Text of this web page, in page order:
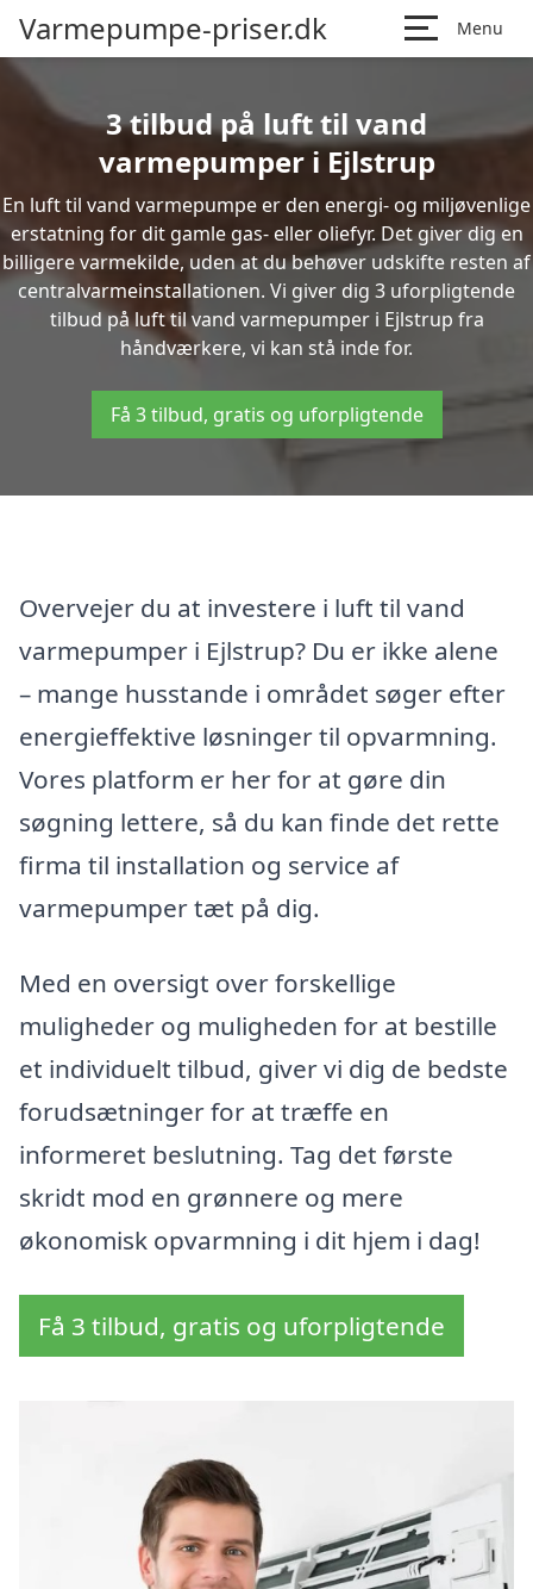
Varmepumpe-priser.dk Menu
3 tilbud på luft til vand
varmepumper i Ejlstrup
En luft til vand varmepumpe er den energi- og miljøvenlige
erstatning for dit gamle gas- eller oliefyr. Det giver dig en
billigere varmekilde, uden at du behøver udskifte resten af
centralvarmeinstallationen. Vi giver dig 3 uforpligtende
tilbud på luft til vand varmepumper i Ejlstrup fra
håndværkere, vi kan stå inde for.
Få 3 tilbud, gratis og uforpligtende
Overvejer du at investere i luft til vand
varmepumper i Ejlstrup? Du er ikke alene
– mange husstande i området søger efter
energieffektive løsninger til opvarmning.
Vores platform er her for at gøre din
søgning lettere, så du kan finde det rette
firma til installation og service af
varmepumper tæt på dig.
Med en oversigt over forskellige
muligheder og muligheden for at bestille
et individuelt tilbud, giver vi dig de bedste
forudsætninger for at træffe en
informeret beslutning. Tag det første
skridt mod en grønnere og mere
økonomisk opvarmning i dit hjem i dag!
Få 3 tilbud, gratis og uforpligtende